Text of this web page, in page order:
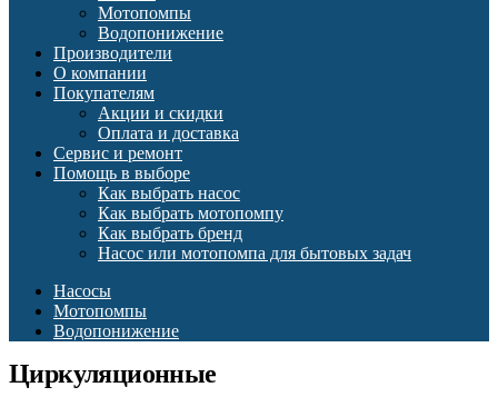
Мотопомпы
Водопонижение
Производители
О компании
Покупателям
Акции и скидки
Оплата и доставка
Сервис и ремонт
Помощь в выборе
Как выбрать насос
Как выбрать мотопомпу
Как выбрать бренд
Насос или мотопомпа для бытовых задач
Насосы
Мотопомпы
Водопонижение
Циркуляционные